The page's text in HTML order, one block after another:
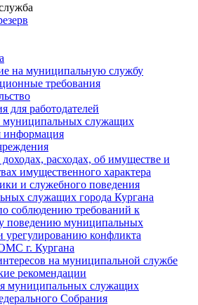
на муниципальную службу
требования
для работодателей
муниципальных служащих
информация
расходах, об имуществе и
имущественного характера
и служебного поведения
служащих города Кургана
соблюдению требований к
поведению муниципальных
урегулированию конфликта
г. Кургана
на муниципальной службе
рекомендации
муниципальных служащих
Cобрания